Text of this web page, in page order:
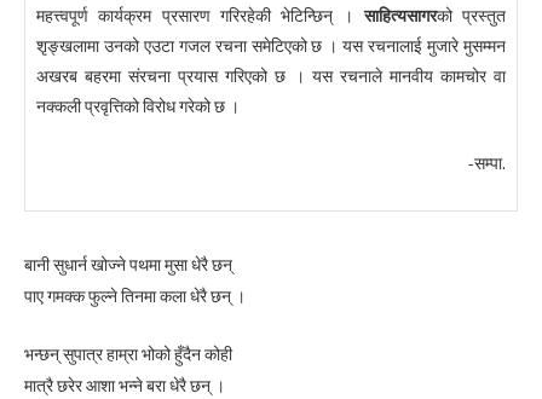
महत्त्वपूर्ण कार्यक्रम प्रसारण गरिरहेकी भेटिन्छिन् ।साहित्यसागरको प्रस्तुत
शृङ्खलामा उनको एउटा गजल रचना समेटिएको छ । यस रचनालाई मुजारे मुसम्मन
अखरब बहरमा संरचना प्रयास गरिएको छ । यस रचनाले मानवीय कामचोर वा
नक्कली प्रवृत्तिको विरोध गरेको छ ।
-सम्पा.
बानी सुधार्न खोज्ने पथमा मुसा धेरै छन्
पाए गमक्क फुल्ने तिनमा कला धेरै छन् ।
भन्छन् सुपात्र हाम्रा भोको हुँदैन कोही
मात्रै छरेर आशा भन्ने बरा धेरै छन् ।